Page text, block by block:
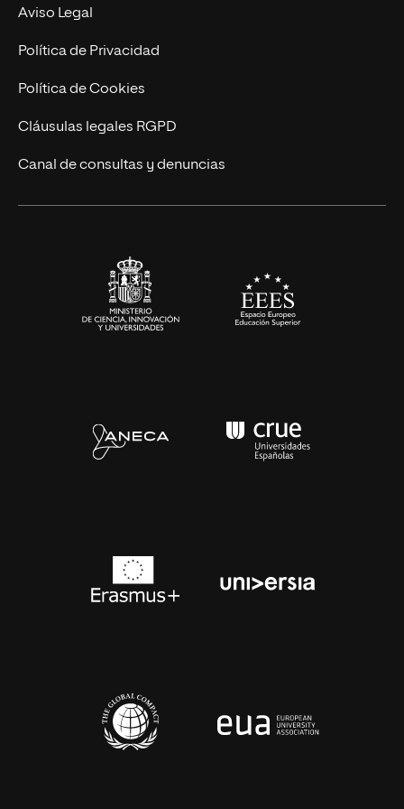
Experto Universitario
Postgrados
Cursos Universitarios
Nuestro Equipo
Trabaja en UNIR
Actualidad
UNIR Revista
Eventos
Aviso Legal
Política de Privacidad
Política de Cookies
Cláusulas legales RGPD
Canal de consultas y denuncias